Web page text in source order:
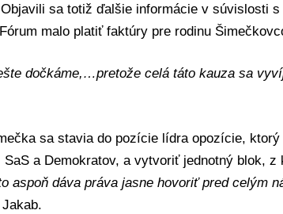
sa totiž ďalšie informácie v súvislosti
malo platiť faktúry pre rodinu
dočkáme,…pretože celá táto kauza sa
sa stavia do pozície lídra opozície,
SaS a Demokratov, a vytvoriť jednotný blok, z
aspoň dáva práva jasne hovoriť pred celým